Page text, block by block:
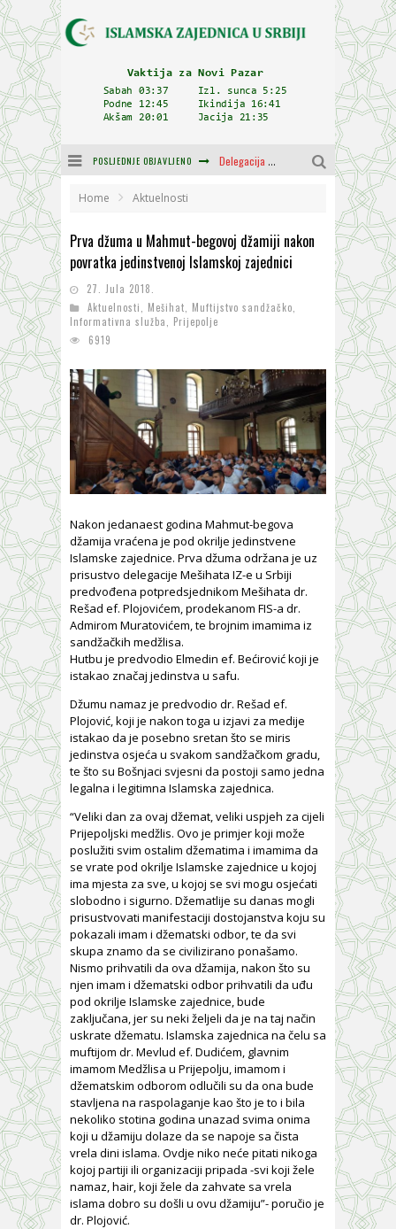
POSLJEDNJE OBJAVLJENO Delegacija IZ-e na godišnjici bitke kod Petrovaradina
Muftija Dudić: Mir, pravda i suživot nemaju alternativu
Home Aktuelnosti
Prva džuma u Mahmut-begovoj džamiji nakon
povratka jedinstvenoj Islamskoj zajednici
27. Jula 2018.
Aktuelnosti
Mešihat Muftijstvo sandžačko
Informativna služba
Prijepolje
6919
Nakon jedanaest godina Mahmut-begova
džamija vraćena je pod okrilje jedinstvene
Islamske zajednice. Prva džuma održana je uz
prisustvo delegacije Mešihata IZ-e u Srbiji
predvođena potpredsjednikom Mešihata dr.
Rešad ef. Plojovićem, prodekanom FIS-a dr.
Admirom Muratovićem, te brojnim imamima iz
sandžačkih medžlisa.
Hutbu je predvodio Elmedin ef. Bećirović koji je
istakao značaj jedinstva u safu.
Džumu namaz je predvodio dr. Rešad ef.
Plojović, koji je nakon toga u izjavi za medije
istakao da je posebno sretan što se miris
jedinstva osjeća u svakom sandžačkom gradu,
te što su Bošnjaci svjesni da postoji samo jedna
legalna i legitimna Islamska zajednica.
“Veliki dan za ovaj džemat, veliki uspjeh za cijeli
Prijepoljski medžlis. Ovo je primjer koji može
poslužiti svim ostalim džematima i imamima da
se vrate pod okrilje Islamske zajednice u kojoj
ima mjesta za sve, u kojoj se svi mogu osjećati
slobodno i sigurno. Džematlije su danas mogli
prisustvovati manifestaciji dostojanstva koju su
pokazali imam i džematski odbor, te da svi
skupa znamo da se civilizirano ponašamo.
Nismo prihvatili da ova džamija, nakon što su
njen imam i džematski odbor prihvatili da uđu
pod okrilje Islamske zajednice, bude
zaključana, jer su neki željeli da je na taj način
uskrate džematu. Islamska zajednica na čelu sa
muftijom dr. Mevlud ef. Dudićem, glavnim
imamom Medžlisa u Prijepolju, imamom i
džematskim odborom odlučili su da ona bude
stavljena na raspolaganje kao što je to i bila
nekoliko stotina godina unazad svima onima
koji u džamiju dolaze da se napoje sa čista
vrela dini islama. Ovdje niko neće pitati nikoga
kojoj partiji ili organizaciji pripada -svi koji žele
namaz, hair, koji žele da zahvate sa vrela
islama dobro su došli u ovu džamiju”- poručio je
dr. Plojović.